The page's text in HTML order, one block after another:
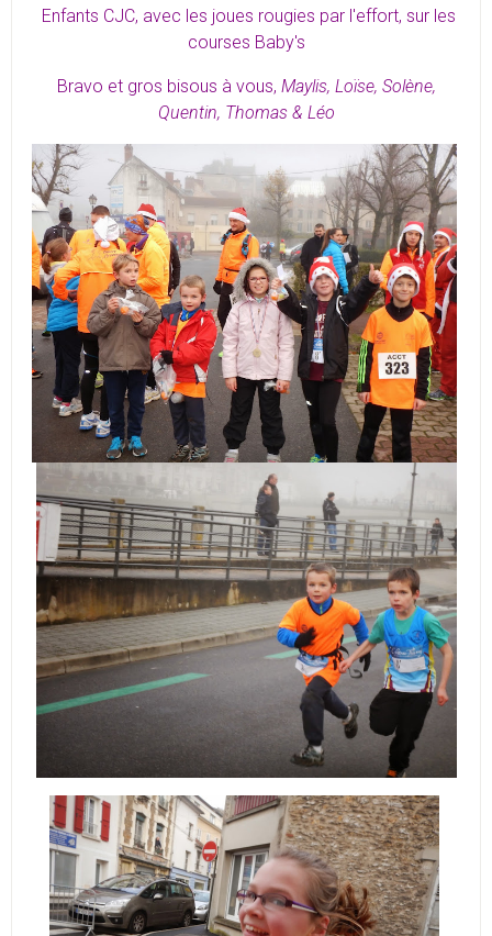
Enfants CJC, avec les joues rougies par l'effort, sur les
courses Baby's
Bravo et gros bisous à vous, Maylis, Loïse, Solène,
Quentin, Thomas & Léo